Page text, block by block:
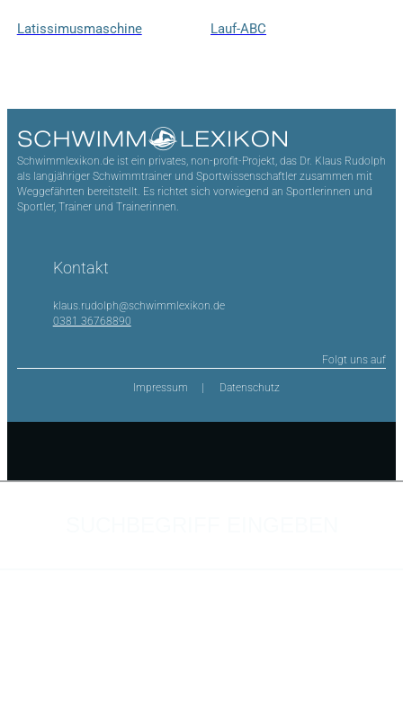
Latissimusmaschine Lauf-ABC
Schwimmlexikon.de ist ein privates, non-profit-Projekt, das Dr. Klaus Rudolph
als langjähriger Schwimmtrainer und Sportwissenschaftler zusammen mit
Weggefährten bereitstellt. Es richtet sich vorwiegend an Sportlerinnen und
Sportler, Trainer und Trainerinnen.
Kontakt
klaus.rudolph@schwimmlexikon.de
0381 36768890
Folgt uns auf
Impressum Datenschutz